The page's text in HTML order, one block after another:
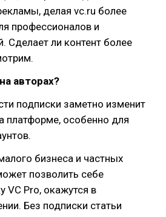
делая vc.ru более
профессионалов и
Сделает ли контент более
авторах?
подписки заметно изменит
платформе, особенно для
бизнеса и частных
позволить себе
VC Pro, окажутся в
Без подписки статьи